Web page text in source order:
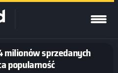
milionów sprzedanych
popularność